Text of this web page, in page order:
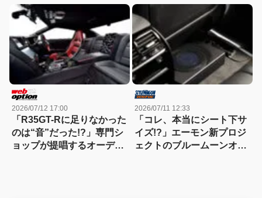
ン
のお手本として参考になる
ステップワゴン！
2026/07/12 17:00
「R35GT-Rに足りなかった
のは“音”だった!?」専門シ
ョップが提唱するオーディ
2026/07/11 12:33
「コレ、本当にシート下サ
イズ!?」エーモン新プロジ
ェクトのブルームーンオー